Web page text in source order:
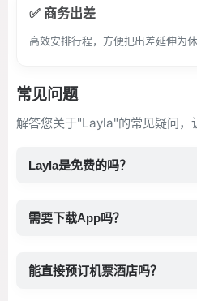
✅ 商务出差
高效安排行程，方便把出差延伸为
常见问题
解答您关于"Layla"的常见疑问，
Layla是免费的吗？
需要下载App吗？
能直接预订机票酒店吗？